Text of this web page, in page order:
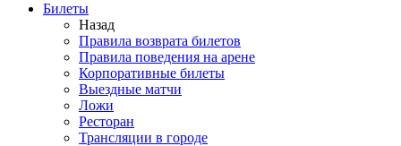
Билеты
Назад
Правила возврата билетов
Правила поведения на арене
Корпоративные билеты
Выездные матчи
Ложи
Ресторан
Трансляции в городе